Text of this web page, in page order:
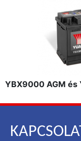
YBX9000 AGM és